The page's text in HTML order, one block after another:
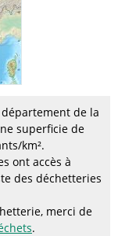
de la
superficie de
km².
ont accès à
des déchetteries
merci de
.